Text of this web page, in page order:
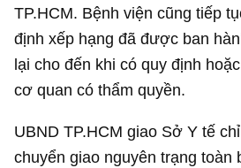
TP.HCM. Bệnh viện cũng tiếp
định xếp hạng đã được ban
lại cho đến khi có quy định
cơ quan có thẩm quyền.
UBND TP.HCM giao Sở Y tế
chuyển giao nguyên trạng toàn